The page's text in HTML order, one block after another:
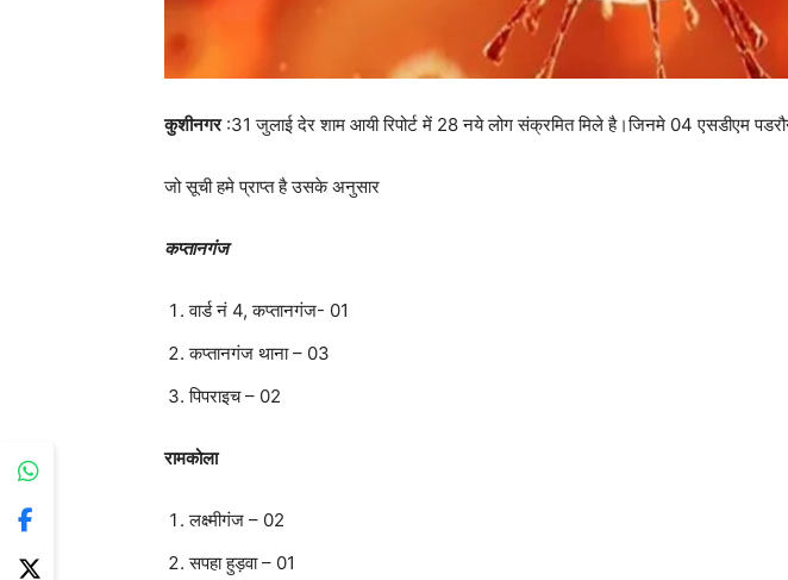
कुशीनगर:31 जुलाई देर शाम आयी रिपोर्ट में 28 नये लोग संक्रमित मिले है।जिनमे 04 एसडीएम
जो सूची हमे प्राप्त है उसके अनुसार
कप्तानगंज
वार्ड नं 4, कप्तानगंज- 01
कप्तानगंज थाना – 03
पिपराइच – 02
रामकोला
लक्ष्मीगंज – 02
सपहा हुड़वा – 01